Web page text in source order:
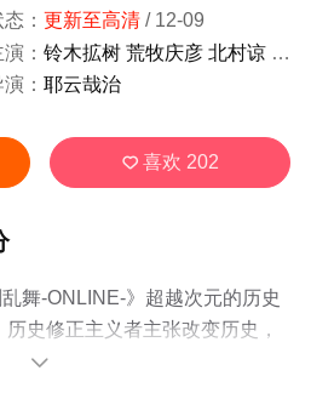
： 更新至高清/ 12-09
： 铃木拡树 荒牧庆彦 北村谅 和
： 耶云哉治
喜欢 202
舞-ONLINE-》超越次元的历史
史修正主义者主张改变历史，
攻击。为了与之对抗，肩负历
